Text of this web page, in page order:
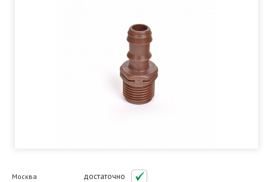
Москва достаточно